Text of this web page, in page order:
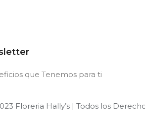
que Tenemos para ti
Floreria Hally’s | Todos los